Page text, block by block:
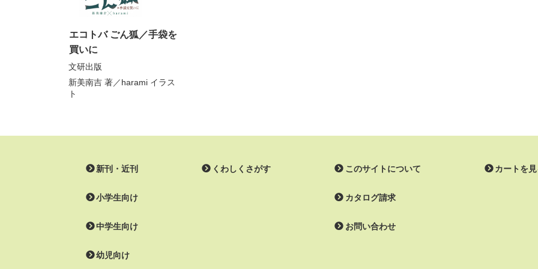
エコトバ ごん狐／手袋を
買いに
文研出版
新美南吉 著／harami イラス
ト
新刊・近刊
小学生向け
中学生向け
幼児向け
くわしくさがす このサイトについて
カタログ請求
お問い合わせ
カートを